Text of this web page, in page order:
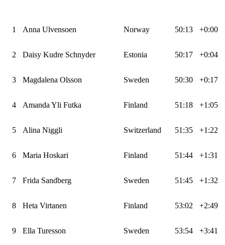
1 Anna Ulvensoen Norway 50:13 +0:00
2 Daisy Kudre Schnyder Estonia 50:17 +0:04
3 Magdalena Olsson Sweden 50:30 +0:17
4 Amanda Yli Futka Finland 51:18 +1:05
5 Alina Niggli Switzerland 51:35 +1:22
6 Maria Hoskari Finland 51:44 +1:31
7 Frida Sandberg Sweden 51:45 +1:32
8 Heta Virtanen Finland 53:02 +2:49
9 Ella Turesson Sweden 53:54 +3:41